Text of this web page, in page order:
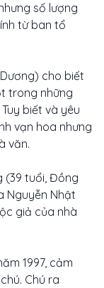
số lượng
từ ban tổ
cho biết
trong những
biết và yêu
vạn hoa nhưng
văn.
(39 tuổi, Đồng
Nguyễn Nhật
giả của nhà
1997, cảm
Chú ra